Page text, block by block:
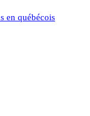
en québécois